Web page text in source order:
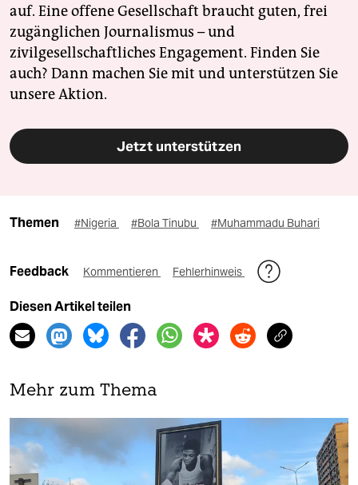
auf. Eine offene Gesellschaft braucht guten, frei
zugänglichen Journalismus – und
zivilgesellschaftliches Engagement. Finden Sie
auch? Dann machen Sie mit und unterstützen Sie
unsere Aktion.
Jetzt unterstützen
Themen #Nigeria #Bola Tinubu #Muhammadu Buhari
Feedback Kommentieren Fehlerhinweis
Diesen Artikel teilen
Mehr zum Thema